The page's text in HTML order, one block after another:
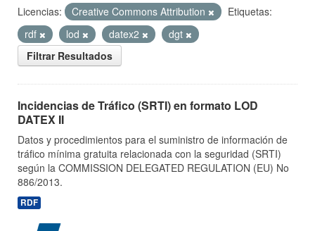
Licencias: Creative Commons Attribution
Etiquetas:
rdf
lod datex2
dgt
Filtrar Resultados
Incidencias de Tráfico (SRTI) en formato LOD
DATEX II
Datos y procedimientos para el suministro de información de
tráfico mínima gratuita relacionada con la seguridad (SRTI)
según la COMMISSION DELEGATED REGULATION (EU) No
886/2013.
RDF